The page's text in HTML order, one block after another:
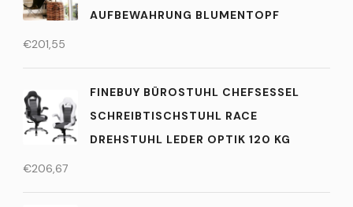
AUFBEWAHRUNG BLUMENTOPF
€201,55
FINEBUY BÜROSTUHL CHEFSESSEL
SCHREIBTISCHSTUHL RACE
DREHSTUHL LEDER OPTIK 120 KG
€206,67